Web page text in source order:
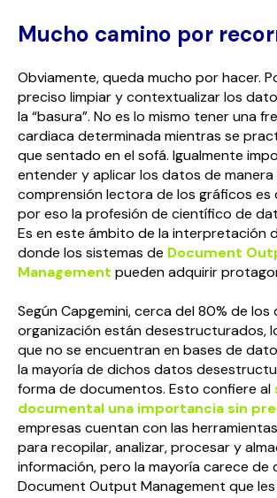
Mucho camino por
Obviamente, queda mucho por hacer.
preciso limpiar y contextualizar los
la “basura”. No es lo mismo tener una
cardiaca determinada mientras se
que sentado en el sofá. Igualmente
entender y aplicar los datos de
comprensión lectora de los gráficos
por eso la profesión de científico de
Es en este ámbito de la interpretación
donde los sistemas de Document
Management pueden adquirir
Según Capgemini, cerca del 80% de
organización están desestructurados,
que no se encuentran en bases de
la mayoría de dichos datos
forma de documentos. Esto confiere al
documental una importancia sin
empresas cuentan con las
para recopilar, analizar, procesar y
información, pero la mayoría carece de
Document Output Management que